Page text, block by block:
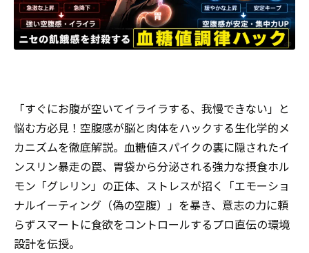
「すぐにお腹が空いてイライラする、我慢できない」と
悩む方必見！空腹感が脳と肉体をハックする生化学的メ
カニズムを徹底解説。血糖値スパイクの裏に隠されたイ
ンスリン暴走の罠、胃袋から分泌される強力な摂食ホル
モン「グレリン」の正体、ストレスが招く「エモーショ
ナルイーティング（偽の空腹）」を暴き、意志の力に頼
らずスマートに食欲をコントロールするプロ直伝の環境
設計を伝授。